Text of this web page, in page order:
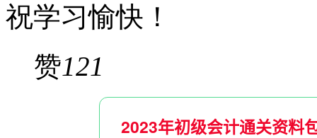
祝学习愉快！
赞121